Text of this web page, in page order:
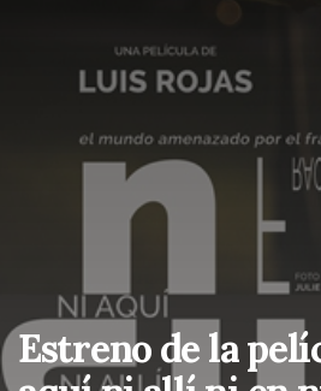
Estreno de la